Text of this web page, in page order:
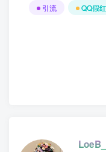
引流
QQ假
LoeB__